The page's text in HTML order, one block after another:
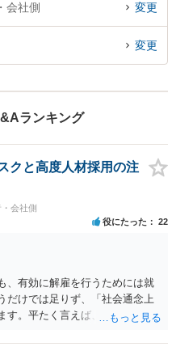
会社側 変更
変更
ランキング
クと高度人材採用の注
会社側
役にたった 22
、有効に解雇を行うためには就
だけでは足りず、「社会通念上
す。平たく言えば、解雇の原因
にハードルが高いです。 解雇が